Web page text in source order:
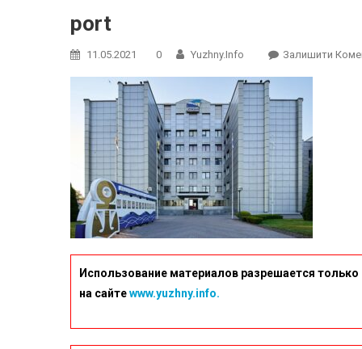
port
11.05.2021 0 Yuzhny.info Залишити
Использование материалов разрешается
на сайтеwww.yuzhny.info.